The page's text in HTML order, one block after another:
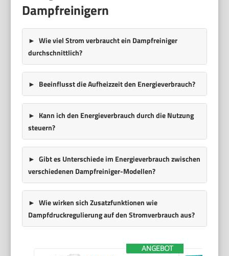
Dampfreinigern
Wie viel Strom verbraucht ein Dampfreiniger
durchschnittlich?
Beeinflusst die Aufheizzeit den Energieverbrauch?
Kann ich den Energieverbrauch durch die Nutzung
steuern?
Gibt es Unterschiede im Energieverbrauch zwischen
verschiedenen Dampfreiniger-Modellen?
Wie wirken sich Zusatzfunktionen wie
Dampfdruckregulierung auf den Stromverbrauch aus?
ANGEBOT